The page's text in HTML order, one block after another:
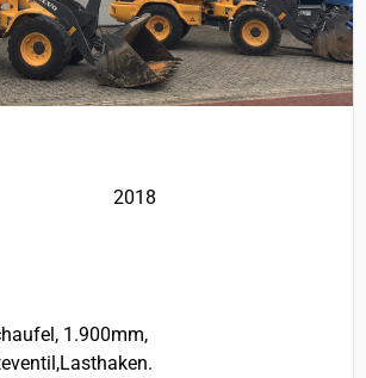
2018
1.900mm,